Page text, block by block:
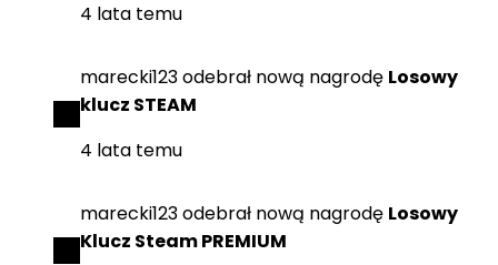
4 lata temu
marecki123odebrał nową nagrodę Losowy
klucz STEAM
4 lata temu
marecki123odebrał nową nagrodę Losowy
Klucz Steam PREMIUM